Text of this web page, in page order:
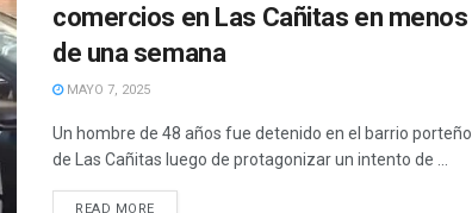
comercios en Las Cañitas en menos
de una semana
MAYO 7, 2025
Un hombre de 48 años fue detenido en el barrio porteño
de Las Cañitas luego de protagonizar un intento de ...
READ MORE